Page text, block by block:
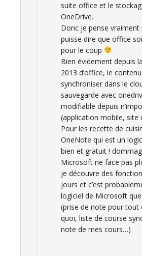
suite office et le
OneDrive.
Donc je pense vraiment
puisse dire que office
pour le coup
Bien évidement depuis
2013 d’office, le
synchroniser dans le
sauvegarde avec
modifiable depuis
(application mobile, site
Pour les recette de
OneNote qui est un
bien et gratuit !
Microsoft ne face pas
je découvre des
jours et c’est
logiciel de Microsoft
(prise de note pour tout
quoi, liste de course
note de mes cours…)